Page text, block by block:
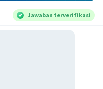
Jawaban terverifikasi